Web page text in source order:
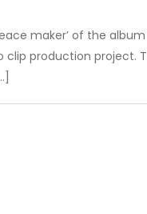
maker’ of the album
clip production project.